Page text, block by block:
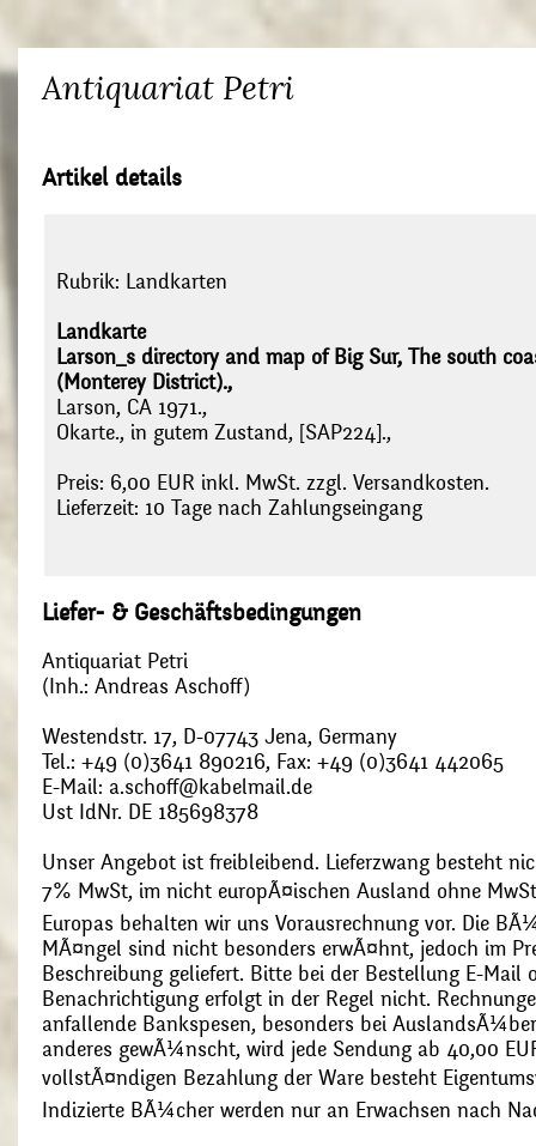
Antiquariat Petri
Artikel details
Rubrik: Landkarten
Landkarte
Larson_s directory and map of Big Sur, The south
(Monterey District).,
Larson, CA 1971.,
Okarte., in gutem Zustand, [SAP224].,
Preis: 6,00 EUR inkl. MwSt. zzgl. Versandkosten.
Lieferzeit: 10 Tage nach Zahlungseingang
Liefer- & Geschäftsbedingungen
Antiquariat Petri
(Inh.: Andreas Aschoff)
Westendstr. 17, D-07743 Jena, Germany
Tel.: +49 (0)3641 890216, Fax: +49 (0)3641 442065
E-Mail: a.schoff@kabelmail.de
Ust IdNr. DE 185698378
Unser Angebot ist freibleibend. Lieferzwang besteht
7% MwSt, im nicht europÃ¤ischen Ausland ohne
Europas behalten wir uns Vorausrechnung vor. Die
MÃ¤ngel sind nicht besonders erwÃ¤hnt, jedoch im
Beschreibung geliefert. Bitte bei der Bestellung E-Mail
Benachrichtigung erfolgt in der Regel nicht.
anfallende Bankspesen, besonders bei
anderes gewÃ¼nscht, wird jede Sendung ab 40,00
vollstÃ¤ndigen Bezahlung der Ware besteht
Indizierte BÃ¼cher werden nur an Erwachsen nach